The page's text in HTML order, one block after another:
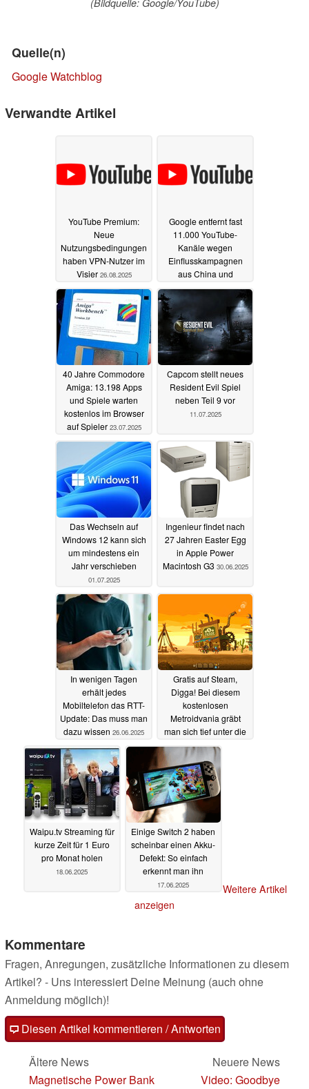
(Bildquelle: Google/YouTube)
Quelle(n)
Google Watchblog
Verwandte Artikel
YouTube Premium:
Neue
Nutzungsbedingungen
haben VPN-Nutzer im
Visier 26.08.2025
Google entfernt fast
11.000 YouTube-
Kanäle wegen
Einflusskampagnen
aus China und
Russland24.07.2025
40 Jahre Commodore
Amiga: 13.198 Apps
und Spiele warten
kostenlos im Browser
auf Spieler 23.07.2025
Capcom stellt neues
Resident Evil Spiel
neben Teil 9 vor
11.07.2025
Das Wechseln auf
Windows 12 kann sich
um mindestens ein
Jahr verschieben
01.07.2025
Ingenieur findet nach
27 Jahren Easter Egg
in Apple Power
Macintosh G3 30.06.2025
In wenigen Tagen
erhält jedes
Mobiltelefon das RTT-
Update: Das muss man
dazu wissen 26.06.2025
Gratis auf Steam,
Digga! Bei diesem
kostenlosen
Metroidvania gräbt
man sich tief unter die
Erde24.06.2025
Waipu.tv Streaming für
kurze Zeit für 1 Euro
pro Monat holen
18.06.2025
Einige Switch 2 haben
scheinbar einen Akku-
Defekt: So einfach
erkennt man ihn
17.06.2025
Weitere Artikel
anzeigen
Kommentare
Fragen, Anregungen, zusätzliche Informationen zu diesem
Artikel? - Uns interessiert Deine Meinung (auch ohne
Anmeldung möglich)!
Diesen Artikel kommentieren / Antworten
Ältere News
Magnetische Power Bank
Neuere News
Video: Goodbye